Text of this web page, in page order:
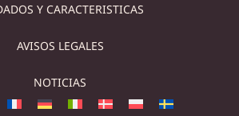
Y CARACTERISTICAS
AVISOS LEGALES
NOTICIAS